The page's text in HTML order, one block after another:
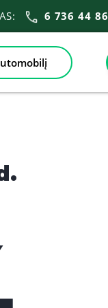
6 736 44 86